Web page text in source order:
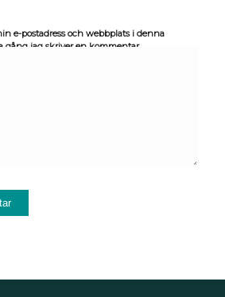
e-postadress och webbplats i denna
gång jag skriver en kommentar.